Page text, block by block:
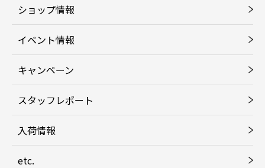
ショップ情報
イベント情報
キャンペーン
スタッフレポート
入荷情報
etc.